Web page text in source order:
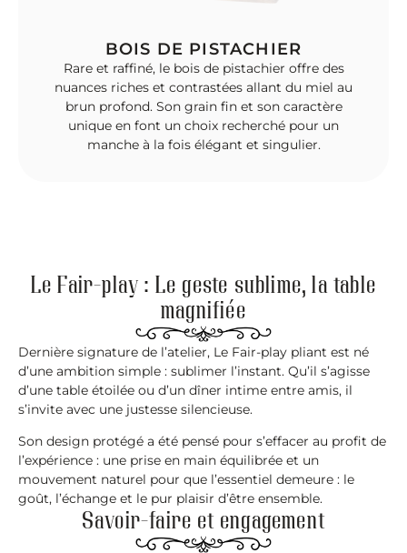
BOIS DE PISTACHIER
Rare et raffiné, le bois de pistachier offre des
nuances riches et contrastées allant du miel au
brun profond. Son grain fin et son caractère
unique en font un choix recherché pour un
manche à la fois élégant et singulier.
Le Fair-play : Le geste sublime, la table
magnifiée
Dernière signature de l’atelier, Le Fair-play pliant est né
d’une ambition simple : sublimer l’instant. Qu’il s’agisse
d’une table étoilée ou d’un dîner intime entre amis, il
s’invite avec une justesse silencieuse.
​Son design protégé a été pensé pour s’effacer au profit de
l’expérience : une prise en main équilibrée et un
mouvement naturel pour que l’essentiel demeure : le
goût, l’échange et le pur plaisir d’être ensemble.
Savoir-faire et engagement